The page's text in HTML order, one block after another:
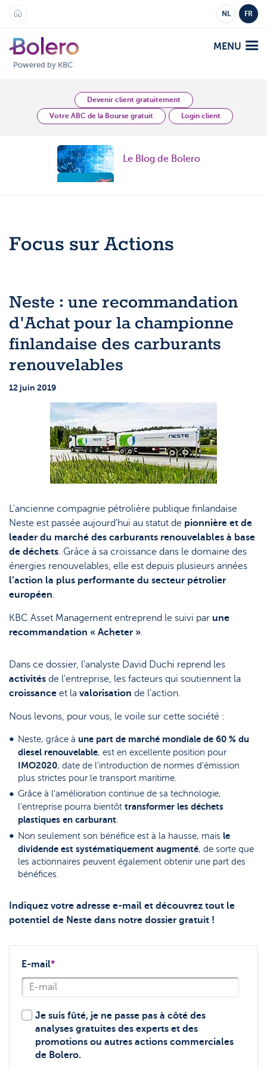
NL FR
Powered by KBC
MENU
Analyses et Vision
Documents
Questions fréquemment posées
Lexique
Devenir client gratuitement
Votre ABC de la Bourse gratuit
Login client
Le Blog de Bolero
Topic
Le monde des ETF
Nos analystes
Focus sur Actions
Neste : une recommandation
d'Achat pour la championne
finlandaise des carburants
renouvelables
12 juin 2019
L'ancienne compagnie pétrolière publique finlandaise
Neste est passée aujourd'hui au statut de pionnière et de
leader du marché des carburants renouvelables à base
de déchets. Grâce à sa croissance dans le domaine des
énergies renouvelables, elle est depuis plusieurs années
l’action la plus performante du secteur pétrolier
européen.
KBC Asset Management entreprend le suivi par une
recommandation « Acheter ».
Dans ce dossier, l'analyste David Duchi reprend les
activités de l'entreprise, les facteurs qui soutiennent la
croissance et la valorisation de l'action.
Nous levons, pour vous, le voile sur cette société :
Neste, grâce à une part de marché mondiale de 60 % du
diesel renouvelable, est en excellente position pour
IMO2020, date de l'introduction de normes d'émission
plus strictes pour le transport maritime.
Grâce à l'amélioration continue de sa technologie,
l'entreprise pourra bientôt transformer les déchets
plastiques en carburant
Non seulement son bénéfice est à la hausse, mais le
dividende est systématiquement augmenté, de sorte que
les actionnaires peuvent également obtenir une part des
bénéfices.
Indiquez votre adresse e-mail et découvrez tout le
potentiel de Neste dans notre dossier gratuit !
E-mail*
Je suis fûté, je ne passe pas à côté des
analyses gratuites des experts et des
promotions ou autres actions commerciales
de Bolero.